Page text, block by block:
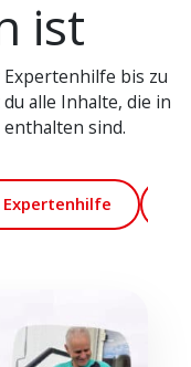
ist
bis zu
alle Inhalte, die in
sind.
Expertenhilfe